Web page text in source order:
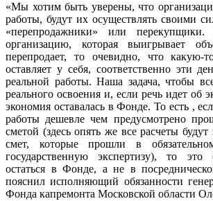
«Мы хотим быть уверены, что
работы, будут их осуществлять своими
«перепродажники» или
организацию, которая выигрывает
перепродает, то очевидно, что какую-
оставляет у себя, соответственно эти
реальной работы. Наша задача, чтобы
реального освоения и, если речь идет об
экономия оставалась в Фонде. То есть ,
работы дешевле чем предусмотрено
сметой (здесь опять же все расчеты
смет, которые прошли в
государственную экспертизу), то
остаться в Фонде, а не в
пояснил исполняющий обязанности
Фонда капремонта Московской области